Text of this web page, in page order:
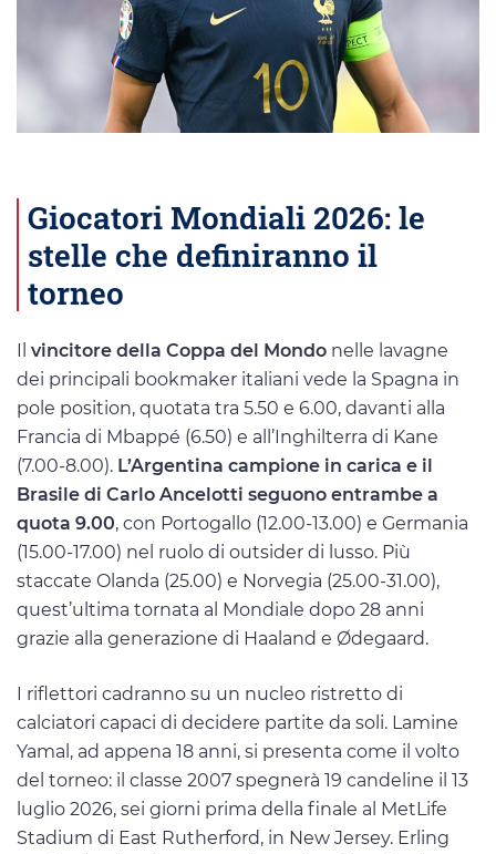
Giocatori Mondiali 2026: le
stelle che definiranno il
torneo
vincitore della Coppa del Mondo nelle lavagne
dei principali bookmaker italiani vede la Spagna in
pole position, quotata tra 5.50 e 6.00, davanti alla
Francia di Mbappé (6.50) e all’Inghilterra di Kane
(7.00-8.00). L’Argentina campione in carica e il
Brasile di Carlo Ancelotti seguono entrambe a
quota 9.00, con Portogallo (12.00-13.00) e Germania
(15.00-17.00) nel ruolo di outsider di lusso. Più
staccate Olanda (25.00) e Norvegia (25.00-31.00),
quest’ultima tornata al Mondiale dopo 28 anni
grazie alla generazione di Haaland e Ødegaard.
I riflettori cadranno su un nucleo ristretto di
calciatori capaci di decidere partite da soli. Lamine
Yamal, ad appena 18 anni, si presenta come il volto
del torneo: il classe 2007 spegnerà 19 candeline il 13
luglio 2026, sei giorni prima della finale al MetLife
Stadium di East Rutherford, in New Jersey. Erling